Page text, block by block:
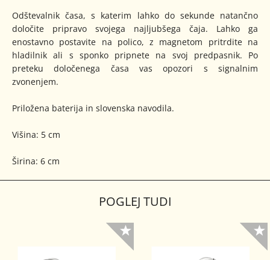
Odštevalnik časa, s katerim lahko do sekunde natančno
določite pripravo svojega najljubšega čaja. Lahko ga
enostavno postavite na polico, z magnetom pritrdite na
hladilnik ali s sponko pripnete na svoj predpasnik. Po
preteku določenega časa vas opozori s signalnim
zvonenjem.
Priložena baterija in slovenska navodila.
Višina: 5 cm
Širina: 6 cm
POGLEJ TUDI